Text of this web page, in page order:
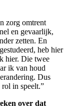
zorg omtrent
en gevaarlijk,
zetten. En
heb hier
hier. Die twee
ik van houd
Dus
in speelt.”
over dat